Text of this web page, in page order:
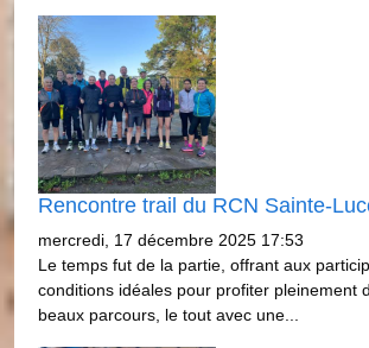
Rencontre trail du RCN Sainte-
mercredi, 17 décembre 2025 17:53
Le temps fut de la partie, offrant aux
conditions idéales pour profiter pleinement
beaux parcours, le tout avec une...